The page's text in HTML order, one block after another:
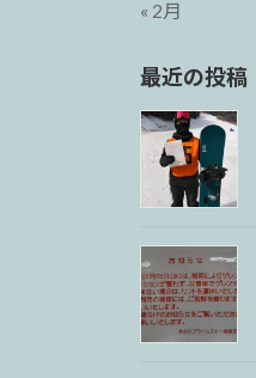
« 2月
最近の投稿